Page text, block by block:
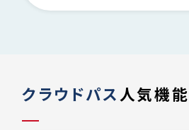
クラウドパス 人気機能